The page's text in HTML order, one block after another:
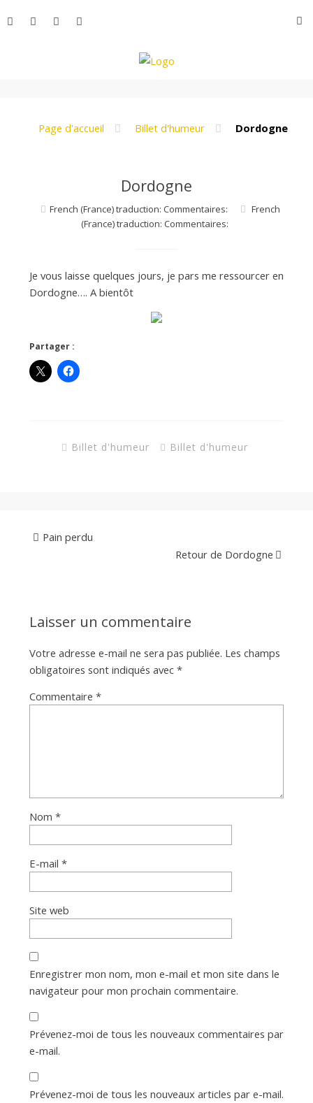
au
Page d'accueil Billet d'humeur Dordogne
Dordogne
French (France) traduction: Commentaires:
French
(France) traduction: Commentaires:
Je vous laisse quelques jours, je pars me ressourcer en
Dordogne…. A bientôt
Partager :
Billet d'humeur Billet d'humeur
Pain perdu
Retour de Dordogne
Laisser un commentaire
Votre adresse e-mail ne sera pas publiée. Les champs
obligatoires sont indiqués avec *
Commentaire *
Nom *
E-mail *
Site web
Enregistrer mon nom, mon e-mail et mon site dans le
navigateur pour mon prochain commentaire.
Prévenez-moi de tous les nouveaux commentaires par
e-mail.
Prévenez-moi de tous les nouveaux articles par e-mail.